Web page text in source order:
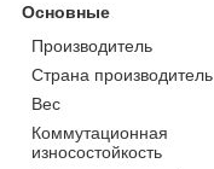
Основные
Производитель
Страна производитель
Вес
Коммутационная
износостойкость